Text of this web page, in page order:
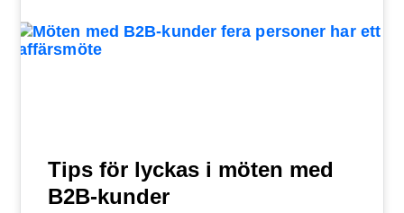
Tips för lyckas i möten med
B2B-kunder